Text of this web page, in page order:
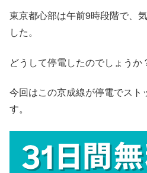
東京都心部は午前9時段階で、
した。
どうして停電したのでしょうか
今回はこの京成線が停電でスト
す。